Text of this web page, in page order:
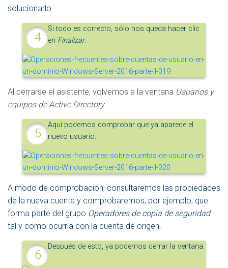
solucionarlo.
Si todo es correcto, sólo nos queda hacer clic
en Finalizar.
Al cerrarse el asistente, volvemos a la ventana Usuarios y
equipos de Active Directory.
Aquí podemos comprobar que ya aparece el
nuevo usuario.
A modo de comprobación, consultaremos las propiedades
de la nueva cuenta y comprobaremos, por ejemplo, que
forma parte del grupo Operadores de copia de seguridad
tal y como ocurría con la cuenta de origen.
Después de esto, ya podemos cerrar la ventana.